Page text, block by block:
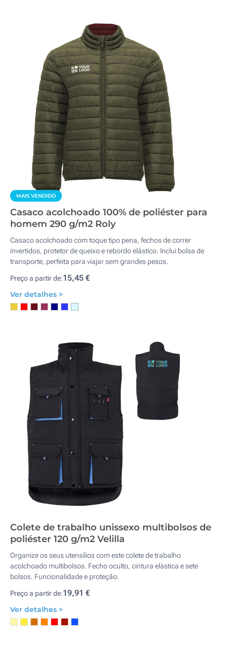
MAIS VENDIDO
Casaco acolchoado 100% de poliéster para
homem 290 g/m2 Roly
Casaco acolchoado com toque tipo pena, fechos de correr
invertidos, protetor de queixo e rebordo elástico. Inclui bolsa de
transporte, perfeita para viajar sem grandes pesos.
Preço a partir de:15,45 €
Ver detalhes >
Colete de trabalho unissexo multibolsos de
poliéster 120 g/m2 Velilla
Organize os seus utensílios com este colete de trabalho
acolchoado multibolsos. Fecho oculto, cintura elástica e sete
bolsos. Funcionalidade e proteção.
Preço a partir de:19,91 €
Ver detalhes >